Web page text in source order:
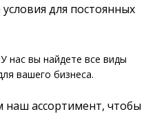
для постоянных
У нас вы найдете все виды
вашего бизнеса.
ассортимент, чтобы